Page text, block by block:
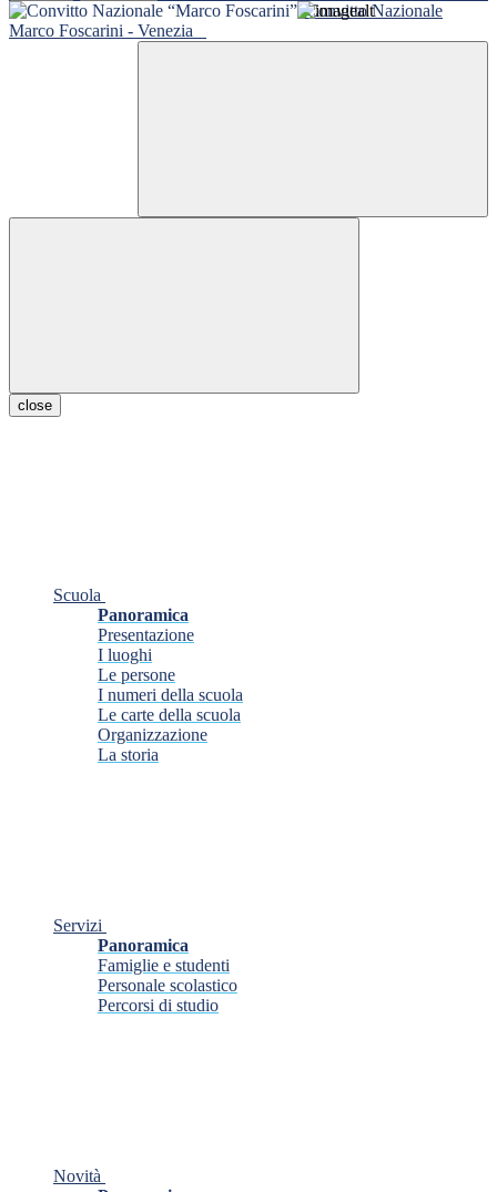
Convitto Nazionale
Marco Foscarini - Venezia
close
Scuola
Panoramica
Presentazione
I luoghi
Le persone
I numeri della scuola
Le carte della scuola
Organizzazione
La storia
Servizi
Panoramica
Famiglie e studenti
Personale scolastico
Percorsi di studio
Novità